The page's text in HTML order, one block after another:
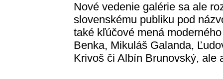
Nové vedenie galérie sa ale
slovenskému publiku pod
také kľúčové mená
Benka, Mikuláš Galanda,
Krivoš či Albín Brunovský, ale